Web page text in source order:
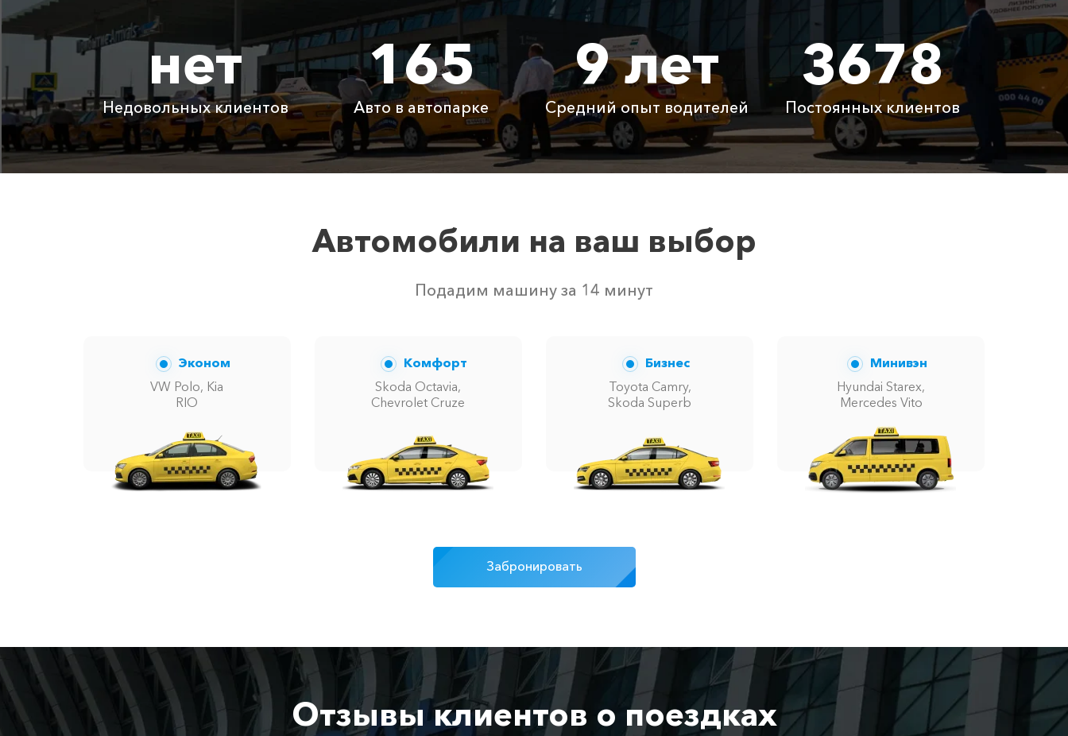
Адлер ⇆ Абхазия (граница) 350 ₽
Адлер ⇆ Курск 6600 ₽ 13200 ₽ 19800 ₽ 26400 ₽
Детское автокресло Бесплатно Бесплатно Бесплатно Бесплатно
Ожидание машины Бесплатно Бесплатно Бесплатно Бесплатно
нет
Недовольных клиентов
165
Авто в автопарке
9 лет
Средний опыт водителей
3678
Постоянных клиентов
Автомобили на ваш выбор
Подадим машину за 14 минут
Эконом
VW Polo, Kia
RIO
Комфорт
Skoda Octavia,
Chevrolet Cruze
Бизнес
Toyota Camry,
Skoda Superb
Минивэн
Hyundai Starex,
Mercedes Vito
Забронировать
Отзывы клиентов о поездках